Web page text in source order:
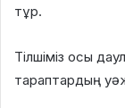
тұр.
Тілшіміз осы
тараптардың